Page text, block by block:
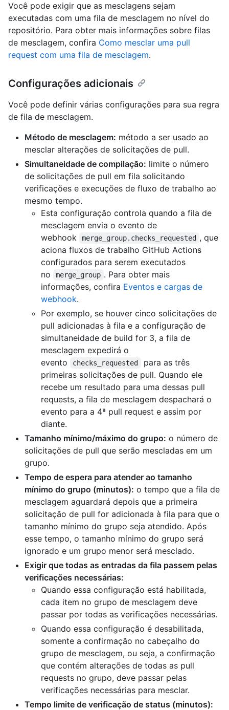
Você pode exigir que as mesclagens sejam
executadas com uma fila de mesclagem no nível do
repositório. Para obter mais informações sobre filas
de mesclagem, confira Como mesclar uma pull
request com uma fila de mesclagem.
Configurações adicionais
Você pode definir várias configurações para sua regra
de fila de mesclagem.
Método de mesclagem: método a ser usado ao
mesclar alterações de solicitações de pull.
Simultaneidade de compilação: limite o número
de solicitações de pull em fila solicitando
verificações e execuções de fluxo de trabalho ao
mesmo tempo.
Esta configuração controla quando a fila de
mesclagem envia o evento de
webhook
merge_group.checks_requested , que
aciona fluxos de trabalho GitHub Actions
configurados para serem executados
no
merge_group . Para obter mais
informações, confira Eventos e cargas de
webhook.
Por exemplo, se houver cinco solicitações de
pull adicionadas à fila e a configuração de
simultaneidade de build for 3, a fila de
mesclagem expedirá o
evento
checks_requested
para as três
primeiras solicitações de pull. Quando ele
recebe um resultado para uma dessas pull
requests, a fila de mesclagem despachará o
evento para a 4ª pull request e assim por
diante.
Tamanho mínimo/máximo do grupo: o número de
solicitações de pull que serão mescladas em um
grupo.
Tempo de espera para atender ao tamanho
mínimo do grupo (minutos): o tempo que a fila de
mesclagem aguardará depois que a primeira
solicitação de pull for adicionada à fila para que o
tamanho mínimo do grupo seja atendido. Após
esse tempo, o tamanho mínimo do grupo será
ignorado e um grupo menor será mesclado.
Exigir que todas as entradas da fila passem pelas
verificações necessárias:
Quando essa configuração está habilitada,
cada item no grupo de mesclagem deve
passar por todas as verificações necessárias.
Quando essa configuração é desabilitada,
somente a confirmação no cabeçalho do
grupo de mesclagem, ou seja, a confirmação
que contém alterações de todas as pull
requests no grupo, deve passar pelas
verificações necessárias para mesclar.
Tempo limite de verificação de status (minutos):